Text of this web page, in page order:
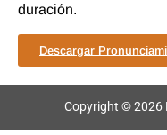
duración.
Descargar
Copyright © 2026